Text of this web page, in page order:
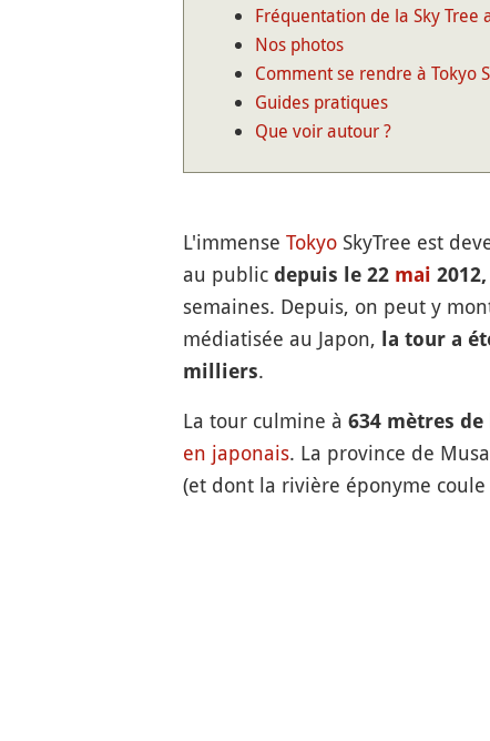
Fréquentation de la Sky Tree
Nos photos
Comment se rendre à Tokyo
Guides pratiques
Que voir autour ?
L'immense TokyoSkyTree est
au public depuis le 22 mai 2012,
semaines. Depuis, on peut y
médiatisée au Japon, la tour a
milliers.
La tour culmine à 634 mètres de
en japonais. La province de
(et dont la rivière éponyme